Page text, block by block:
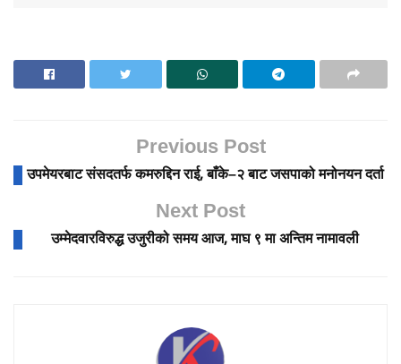
Previous Post
उपमेयरबाट संसदतर्फ कमरुद्दिन राई, बाँके–२ बाट जसपाको मनोनयन दर्ता
Next Post
उम्मेदवारविरुद्ध उजुरीको समय आज, माघ ९ मा अन्तिम नामावली